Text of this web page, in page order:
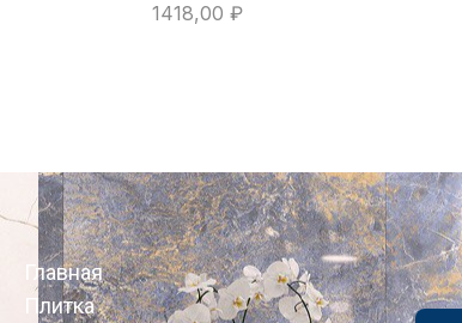
1418,00 ₽
Главная
Плитка